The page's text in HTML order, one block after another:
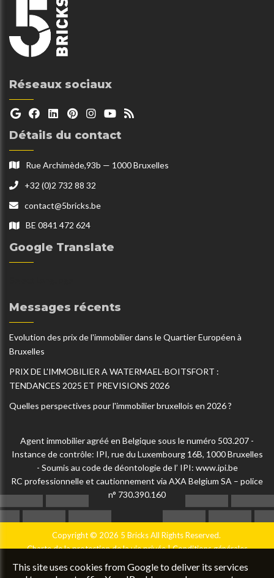
Réseaux sociaux
Détails du contact
Rue Archimède,93b — 1000 Bruxelles
+32 (0)2 732 88 32
contact@5bricks.be
BE 0841 472 624
Google Translate
Messages récents
Evolution des prix de l'immobilier dans le Quartier Européen à
Bruxelles
PRIX DE L'IMMOBILIER A WATERMAEL-BOITSFORT :
TENDANCES 2025 ET PREVISIONS 2026
Quelles perspectives pour l'immobilier bruxellois en 2026 ?
Agent immobilier agréé en Belgique sous le numéro 503.207 -
Instance de contrôle: IPI, rue du Luxembourg 16B, 1000 Bruxelles
- Soumis au code de déontologie de l’ IPI: www.ipi.be
RC professionnelle et cautionnement via AXA Belgium SA – police
n° 730.390.160
Copyright © 2026 5 Bricks All Rights Reserved.
Charte de la protection de la vie privée|Conditions générales
d'utilisation du site
Configuration des cookies
UP-TO-DATE
WebDesign
This site uses cookies from Google to deliver its services